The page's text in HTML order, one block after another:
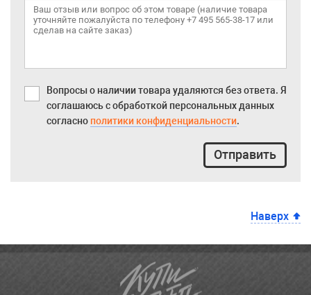
Вопросы о наличии товара удаляются без ответа. Я
соглашаюсь с обработкой персональных данных
согласно политики конфиденциальности.
Отправить
Наверх